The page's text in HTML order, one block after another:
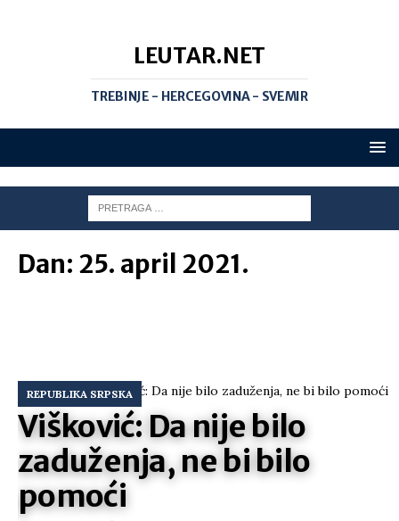
LEUTAR.NET
TREBINJE - HERCEGOVINA - SVEMIR
Dan: 25. april 2021.
REPUBLIKA SRPSKA
Višković: Da nije bilo
zaduženja, ne bi bilo
pomoći